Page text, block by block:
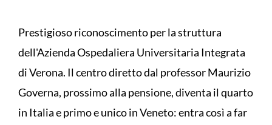
Prestigioso riconoscimento per la struttura
dell'Azienda Ospedaliera Universitaria Integrata
di Verona. Il centro diretto dal professor Maurizio
Governa, prossimo alla pensione, diventa il quarto
in Italia e primo e unico in Veneto: entra così a far